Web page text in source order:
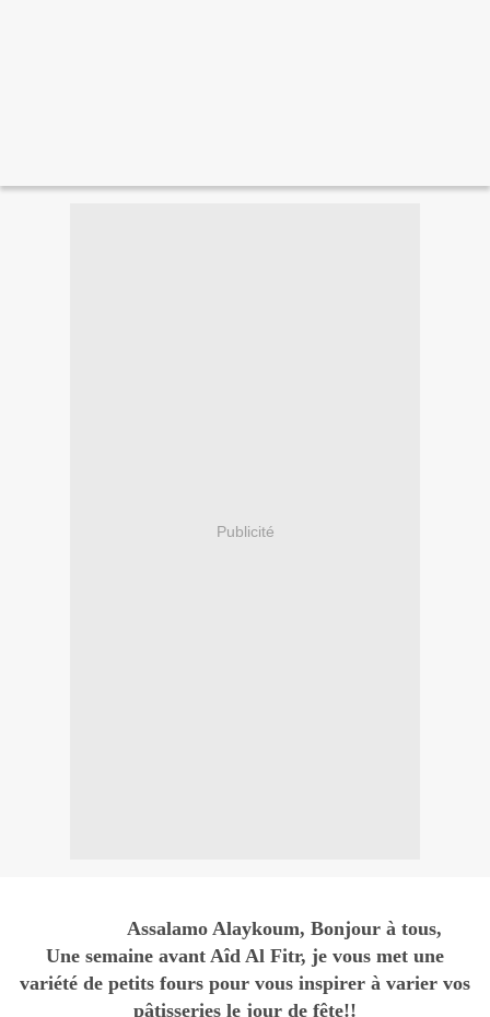
Publicité
Assalamo Alaykoum, Bonjour à tous,
Une semaine avant Aîd Al Fitr, je vous met une
variété de petits fours pour vous inspirer à varier vos
pâtisseries le jour de fête!!